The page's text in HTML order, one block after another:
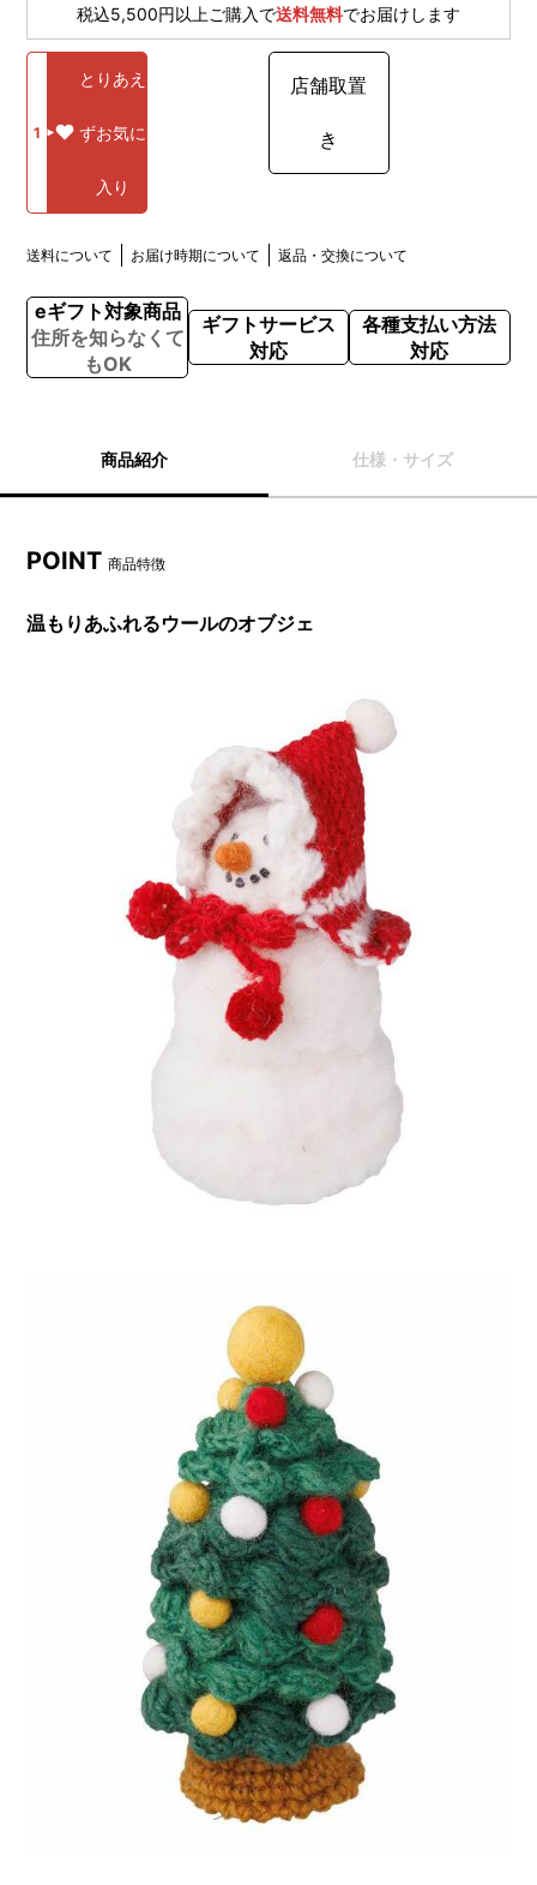
税込5,500円以上ご購入で送料無料でお届けします
1
とりあえ
ずお気に
入り
店舗取置
き
送料について お届け時期について 返品・交換について
eギフト対象商品
住所を知らなくて
もOK
ギフトサービス
対応
各種支払い方法
対応
商品紹介 仕様・サイズ
POINT商品特徴
温もりあふれるウールのオブジェ